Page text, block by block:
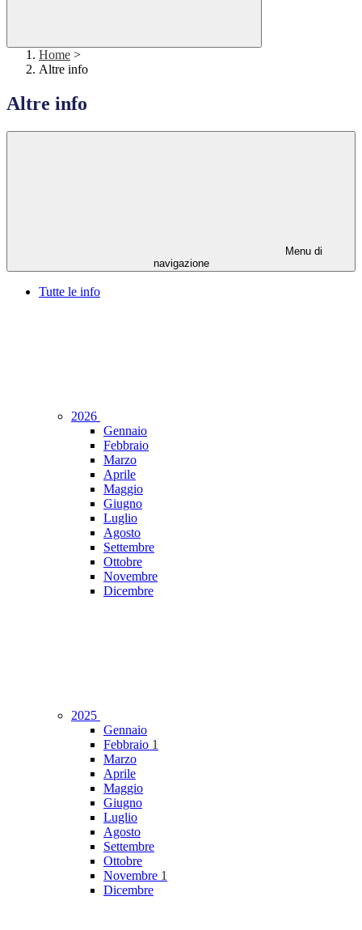
Home >
Altre info
Altre info
Menu di
navigazione
Tutte le info
2026
Gennaio
Febbraio
Marzo
Aprile
Maggio
Giugno
Luglio
Agosto
Settembre
Ottobre
Novembre
Dicembre
2025
Gennaio
Febbraio 1
Marzo
Aprile
Maggio
Giugno
Luglio
Agosto
Settembre
Ottobre
Novembre 1
Dicembre